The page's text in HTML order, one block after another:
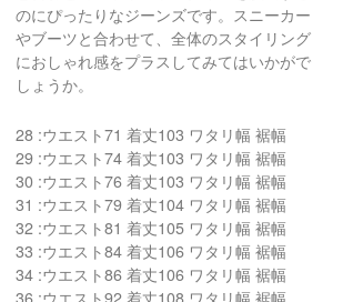
のにぴったりなジーンズです。スニーカー
やブーツと合わせて、全体のスタイリング
におしゃれ感をプラスしてみてはいかがで
しょうか。
28 :ウエスト71 着丈103 ワタリ幅 裾幅
29 :ウエスト74 着丈103 ワタリ幅 裾幅
30 :ウエスト76 着丈103 ワタリ幅 裾幅
31 :ウエスト79 着丈104 ワタリ幅 裾幅
32 :ウエスト81 着丈105 ワタリ幅 裾幅
33 :ウエスト84 着丈106 ワタリ幅 裾幅
34 :ウエスト86 着丈106 ワタリ幅 裾幅
36 :ウエスト92 着丈108 ワタリ幅 裾幅